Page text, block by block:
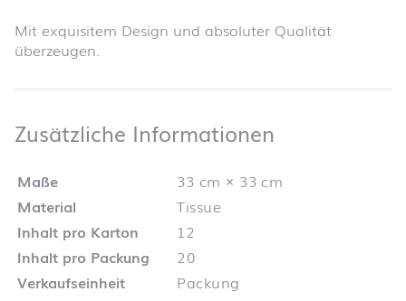
Mit exquisitem Design und absoluter Qualität
überzeugen.
Zusätzliche Informationen
Maße
33 cm × 33 cm
Material
Tissue
Inhalt pro Karton
12
Inhalt pro Packung
20
Verkaufseinheit
Packung